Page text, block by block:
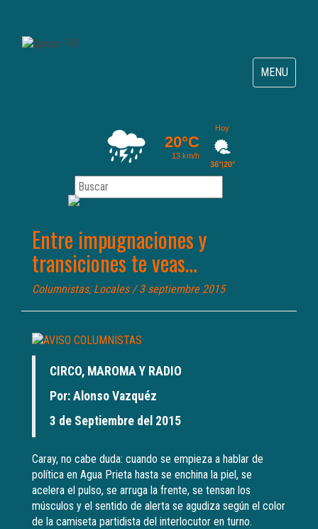
Toggle
navigation
MENU
Entre impugnaciones y
transiciones te veas…
Columnistas, Locales/ 3 septiembre 2015
CIRCO, MAROMA Y RADIO
Por: Alonso Vazquéz
3 de Septiembre del 2015
Caray, no cabe duda: cuando se empieza a hablar de
política en Agua Prieta hasta se enchina la piel, se
acelera el pulso, se arruga la frente, se tensan los
músculos y el sentido de alerta se agudiza según el color
de la camiseta partidista del interlocutor en turno.